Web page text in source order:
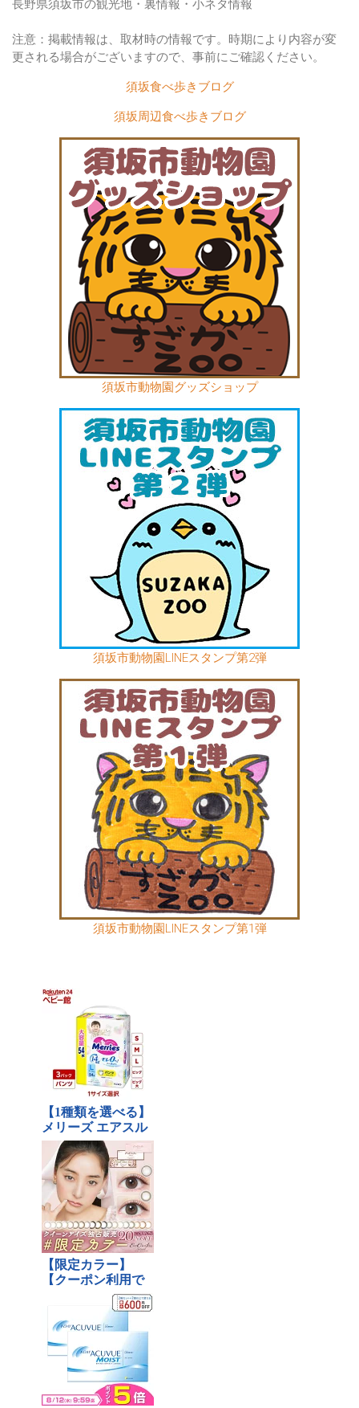
長野県須坂市の観光地・裏情報・小ネタ情報
注意：掲載情報は、取材時の情報です。時期により内容が変
更される場合がございますので、事前にご確認ください。
須坂食べ歩きブログ
須坂周辺食べ歩きブログ
須坂市動物園グッズショップ
須坂市動物園LINEスタンプ第2弾
須坂市動物園LINEスタンプ第1弾